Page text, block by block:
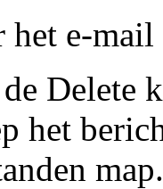
het e-
Delete
het
map.